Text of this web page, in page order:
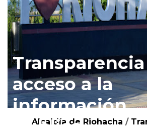
acceso a la
información
Alcaldía de Riohacha /